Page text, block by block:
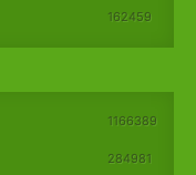
162459
1166389
284981